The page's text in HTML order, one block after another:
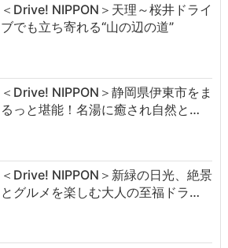
＜Drive! NIPPON＞天理～桜井ドライ
ブでも立ち寄れる“山の辺の道”
＜Drive! NIPPON＞静岡県伊東市をま
るっと堪能！名湯に癒され自然と…
＜Drive! NIPPON＞新緑の日光、絶景
とグルメを楽しむ大人の至福ドラ…